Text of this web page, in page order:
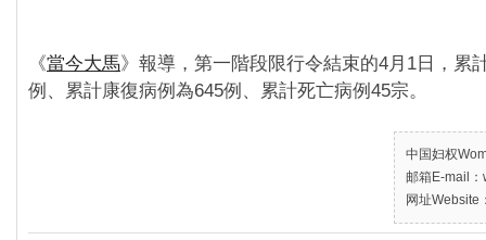
《當今大馬》報導，第一階段限行令結束的4月1日，累
例、累計康復病例為645例、累計死亡病例45宗。
中国妇权
邮箱E-mail
网址Website